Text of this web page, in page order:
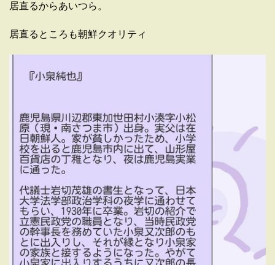
居直るからあいつら。
居直るところも朝鮮クオリティ